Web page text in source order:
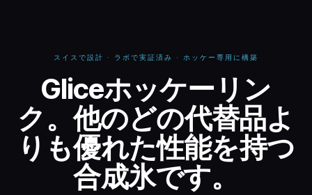
スイスで設計 · ラボで実証済み · ホッケー専用に構築
Gliceホッケーリンク
Gliceホッケーリン
ク。他のどの代替品よ
りも優れた性能を持つ
合成氷です。